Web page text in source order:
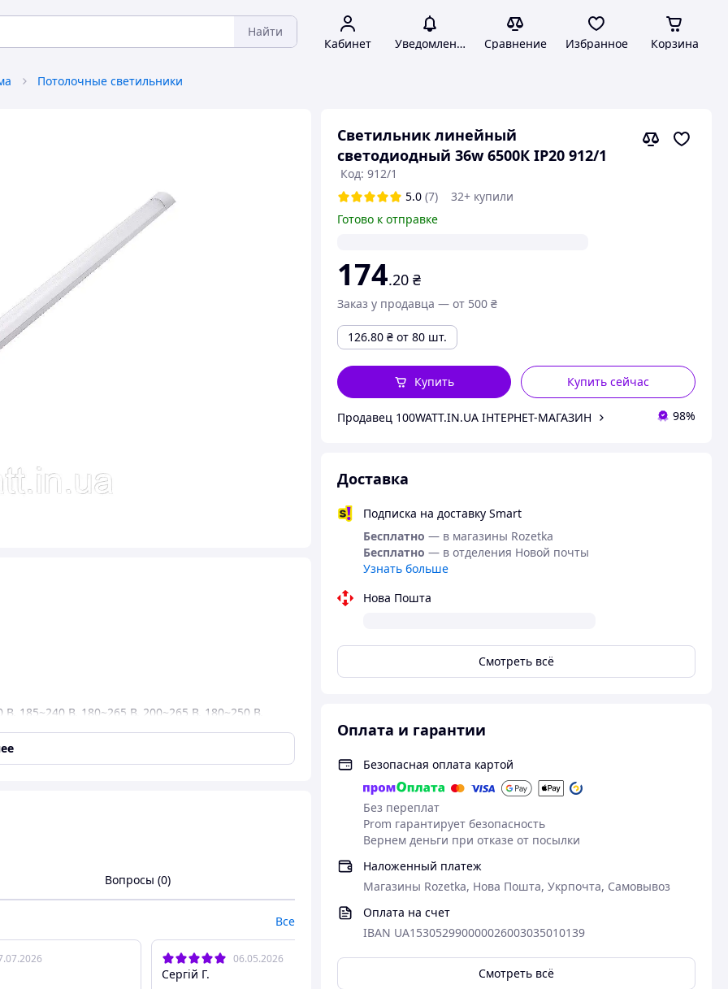
Найти
Кабинет Уведомления Сравнение Избранное Корзина
Потолочные светильники
Светильник линейный
светодиодный 36w 6500К IP20 912/1
Код: 912/1
5.0 (7)
32+ купили
Готово к отправке
174.20 ₴
Заказ у продавца — от 500 ₴
126.80 ₴ от 80 шт.
Купить сейчас
Купить
Продавец 100WATT.IN.UA ІНТЕРНЕТ-МАГАЗИН 98%
Доставка
Подписка на доставку Smart
Бесплатно — в магазины Rozetka
Бесплатно — в отделения Новой почты
Узнать больше
Нова Пошта
Смотреть всё
Оплата и гарантии
Безопасная оплата картой
Без переплат
Prom гарантирует безопасность
Вернем деньги при отказе от посылки
Наложенный платеж
Магазины Rozetka, Нова Пошта, Укрпочта, Самовывоз
Оплата на счет
IBAN UA153052990000026003035010139
Смотреть всё
В 185~240 В 180~265 В 200~265 В 180~250 В
Вопросы (0)
Все
06.05.2026
Сергій Г.
27.04.2026